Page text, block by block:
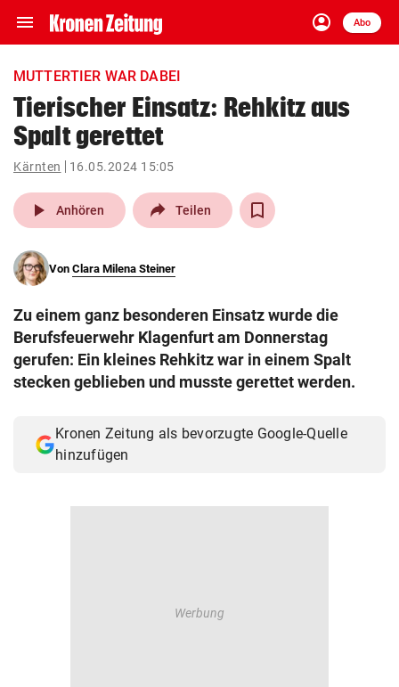
menu Navigation
ein-/ausklappen
account_circle
Anmelden
Abo
close Schließen
account_circle Anmelden
pin_drop
Wien arrow_right
search
eingeben
Muthgasse 2, 1190 Wien
MUTTERTIER WAR DABEI
Tierischer Einsatz: Rehkitz aus
Spalt gerettet
Kärnten 16.05.2024 15:05
play_arrow Anhören Teilen
Von Clara Milena Steiner
Zu einem ganz besonderen Einsatz wurde die
Berufsfeuerwehr Klagenfurt am Donnerstag
gerufen: Ein kleines Rehkitz war in einem Spalt
stecken geblieben und musste gerettet werden.
Kronen Zeitung als bevorzugte Google-Quelle
hinzufügen